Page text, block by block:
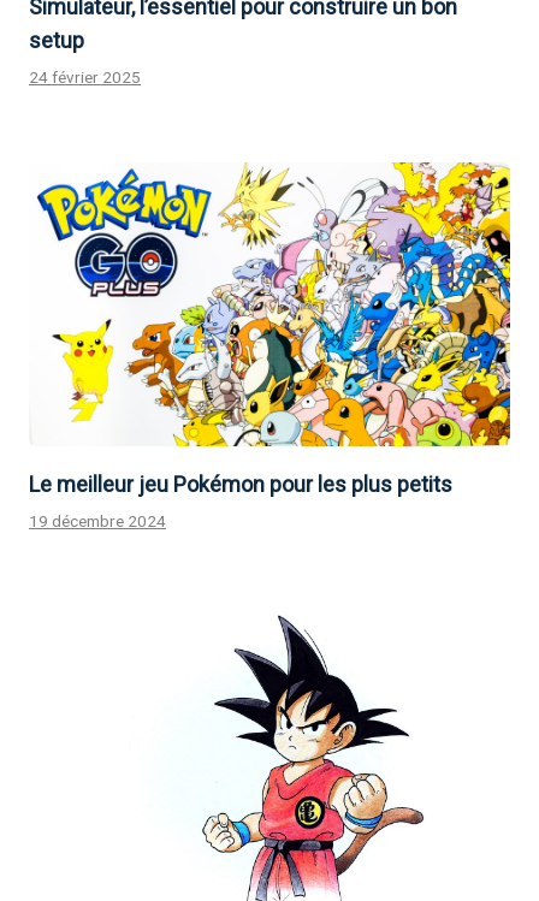
Simulateur, l’essentiel pour construire un bon
setup
24 février 2025
Le meilleur jeu Pokémon pour les plus petits
19 décembre 2024